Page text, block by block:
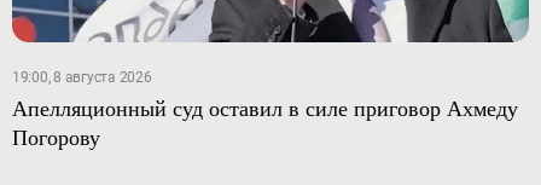
19:00, 8 августа 2026
Апелляционный суд оставил в силе приговор Ахмеду
Погорову